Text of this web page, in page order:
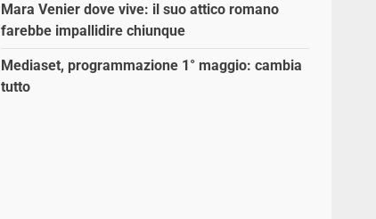
Mara Venier dove vive: il suo attico romano
farebbe impallidire chiunque
Mediaset, programmazione 1° maggio: cambia
tutto